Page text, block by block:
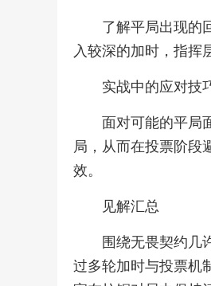
了解平局出现的
入较深的加时，指挥
实战中的应对技
面对可能的平局
局，从而在投票阶段
效。
见解汇总
围绕无畏契约几
过多轮加时与投票机